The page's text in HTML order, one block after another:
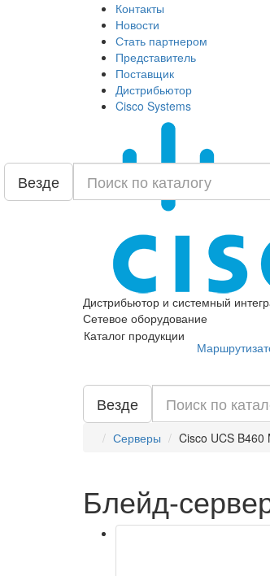
Контакты
Новости
Стать партнером
Представитель
Поставщик
Дистрибьютор
Cisco Systems
Дистрибьютор и системный
Сетевое оборудование
Везде
Каталог продукции
Везде
Серверы Cisco UCS B460
Блейд-